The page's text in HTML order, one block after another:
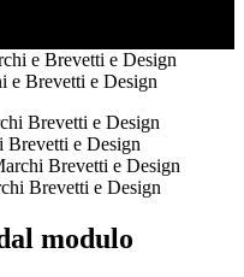
e Brevetti e Design
Brevetti e Design
Brevetti e Design
modulo